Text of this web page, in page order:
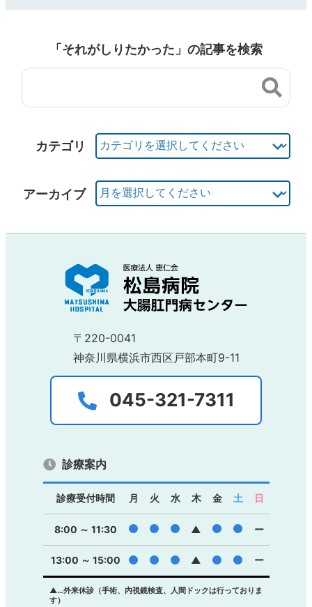
「それがしりたかった」の記事を検索
カテゴリ
アーカイブ
〒220-0041
神奈川県横浜市西区戸部本町9-11
045-321-7311
診療案内
診療受付時間 月 火 水 木 金 土 日
8:00 ～ 11:30 ▲ ー
13:00 ～ 15:00 ▲ ー
▲…外来休診（手術、内視鏡検査、人間ドックは行っておりま
す）